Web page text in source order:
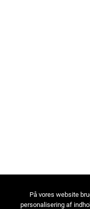
På vores website
personalisering af